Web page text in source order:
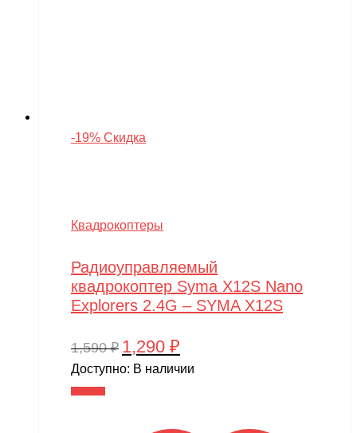
-19% Скидка
Квадрокоптеры
Радиоуправляемый
квадрокоптер Syma X12S Nano
Explorers 2.4G – SYMA X12S
1,590₽ Первоначальная
цена
1,290 ₽
цена:
Доступно: В наличии